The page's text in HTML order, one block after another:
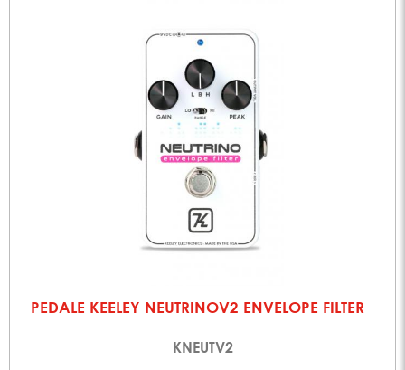
PEDALE KEELEY NEUTRINOV2 ENVELOPE FILTER
KNEUTV2